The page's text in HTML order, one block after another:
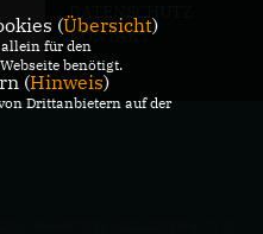
DATENSCHUTZ
KONTAKT
(Übersicht)
allein für den
benötigt.
(Hinweis)
Drittanbietern auf der